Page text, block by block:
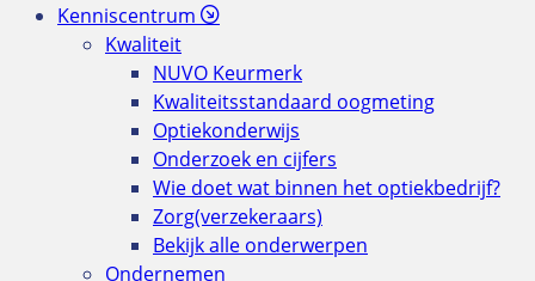
Kenniscentrum
Kwaliteit
NUVO Keurmerk
Kwaliteitsstandaard oogmeting
Optiekonderwijs
Onderzoek en cijfers
Wie doet wat binnen het optiekbedrijf?
Zorg(verzekeraars)
Bekijk alle onderwerpen
Ondernemen